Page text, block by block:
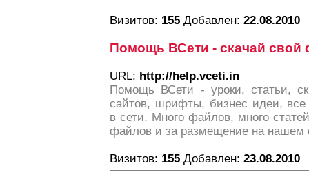
Визитов: 155 Добавлен: 22.08.2010
Помощь ВСети - скачай свой
URL: http://help.vceti.in
Помощь ВСети - уроки, статьи,
сайтов, шрифты, бизнес идеи, все
в сети. Много файлов, много
файлов и за размещение на нашем
Визитов: 155 Добавлен: 23.08.2010